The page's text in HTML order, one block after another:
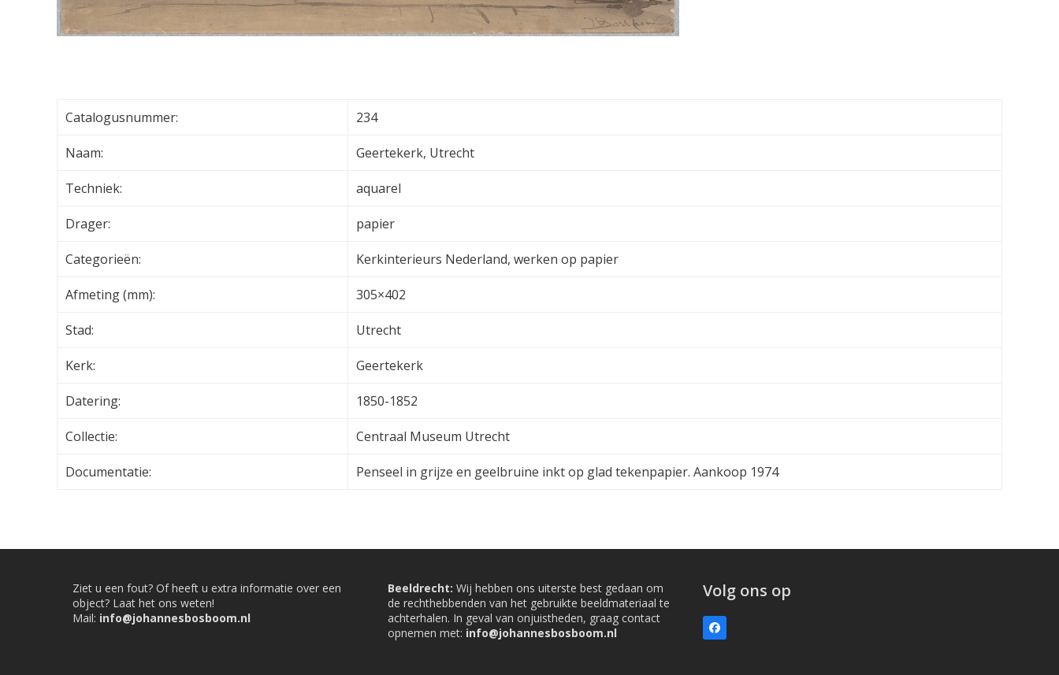
Catalogusnummer: 234
Naam: Geertekerk, Utrecht
Techniek: aquarel
Drager: papier
Categorieën: Kerkinterieurs Nederland, werken op papier
Afmeting (mm): 305×402
Stad: Utrecht
Kerk: Geertekerk
Datering: 1850-1852
Collectie: Centraal Museum Utrecht
Documentatie: Penseel in grijze en geelbruine inkt op glad tekenpapier. Aankoop 1974
Ziet u een fout? Of heeft u extra informatie over een
object? Laat het ons weten!
Mail: info@johannesbosboom.nl
Beeldrecht: Wij hebben ons uiterste best gedaan om
de rechthebbenden van het gebruikte beeldmateriaal te
achterhalen. In geval van onjuistheden, graag contact
opnemen met: info@johannesbosboom.nl
Volg ons op
Facebook